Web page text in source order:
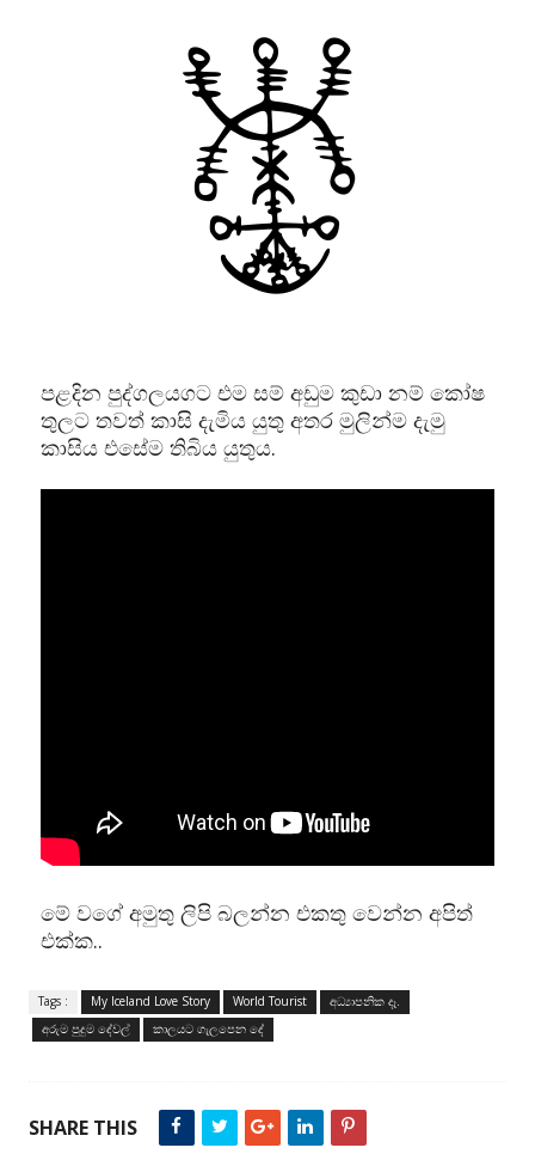
පළදින පුද්ගලයගට එම සම් අඩුම කුඩා නම් කෝෂ
තුලට තවත් කාසි දැමිය යුතු අතර මුලින්ම දැමු
කාසිය එසේම තිබිය යුතුය.
මේ වගේ අමුතු ලිපි බලන්න එකතු වෙන්න අපිත්
එක්ක..
Tags : My Iceland Love Story World Tourist
අධ්‍යාපනික දෑ.
අරුම පුදුම දේවල්
කාලයට ගැලපෙන දේ
SHARE THIS